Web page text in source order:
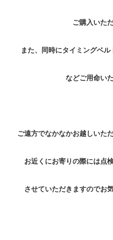
ご購入いた
また、同時にタイミングベ
などご用命い
ご遠方でなかなかお越しいた
お近くにお寄りの際には点
させていただきますのでお